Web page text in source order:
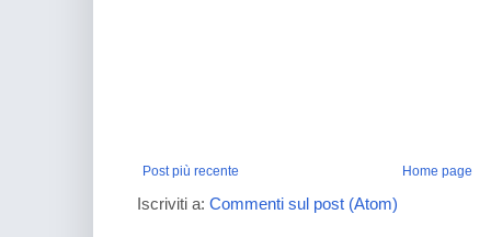
Post più recente Home page
Iscriviti a: Commenti sul post (Atom)